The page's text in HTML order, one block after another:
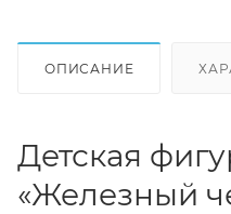
ОПИСАНИЕ
Детская
«Железный